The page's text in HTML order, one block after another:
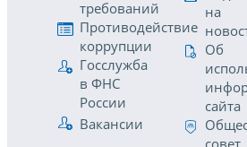
требований
Противодействие
коррупции
Госслужба
в ФНС
России
Вакансии
на
Об
сайта